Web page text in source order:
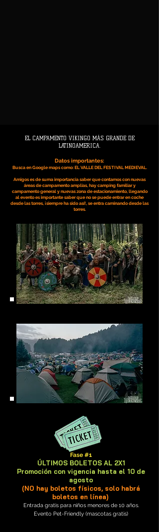
EL CAMPAMENTO VIKINGO MÁS GRANDE DE
LATINOAMERICA.
Datos importantes:
Busca en Google maps como: EL VALLE DEL FESTIVAL MEDIEVAL.
Amigos es de suma importancia saber que contamos con nuevas
áreas de campamento amplias, hay camping familiar y
campamento general y nuevas zona de estacionamiento, llegando
al evento es importante saber que no se puede entrar en coche
desde las torres, ¡siempre ha sido así!, se entra caminando desde las
torres.
Fase #1
ÚLTIMOS BOLETOS AL 2X1
Promoción con vigencia hasta el 10 de
agosto
(NO hay boletos físicos, solo habrá
boletos en línea)
Entrada gratis para niños menores de 10 años.
Evento Pet-Friendly (mascotas gratis)